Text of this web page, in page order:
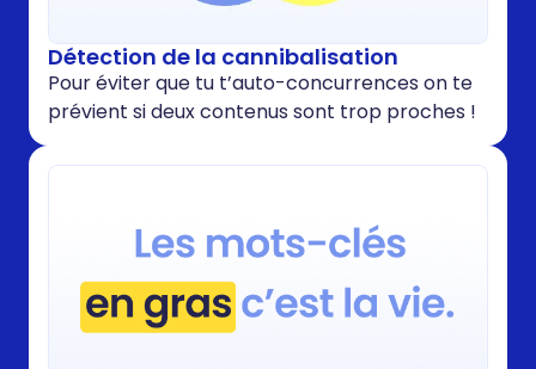
Détection de la cannibalisation
Pour éviter que tu t’auto-concurrences on te
prévient si deux contenus sont trop proches !